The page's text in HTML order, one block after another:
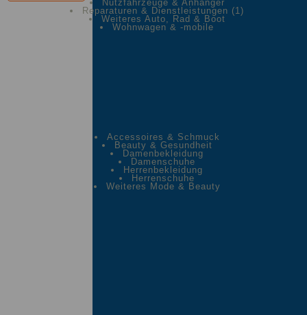
Nutzfahrzeuge & Anhänger
Reparaturen & Dienstleistungen (1)
Weiteres Auto, Rad & Boot
Wohnwagen & -mobile
Accessoires & Schmuck
Beauty & Gesundheit
Damenbekleidung
Damenschuhe
Herrenbekleidung
Herrenschuhe
Weiteres Mode & Beauty